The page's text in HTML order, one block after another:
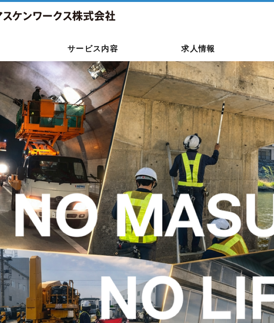
サービス内容 求人情報